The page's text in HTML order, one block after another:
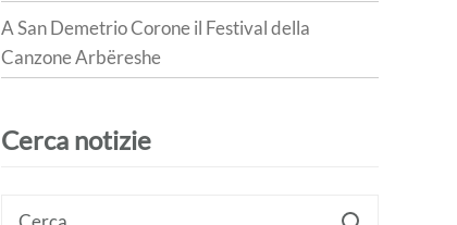
A San Demetrio Corone il Festival della
Canzone Arbëreshe
Cerca notizie